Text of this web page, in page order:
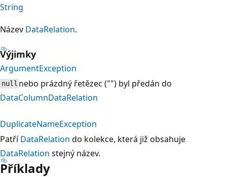
String
Název DataRelation.
Výjimky
ArgumentException
null nebo prázdný řetězec ("") byl předán do
DataColumnDataRelation
DuplicateNameException
PatříDataRelation do kolekce, která již obsahuje
DataRelation stejný název.
Příklady